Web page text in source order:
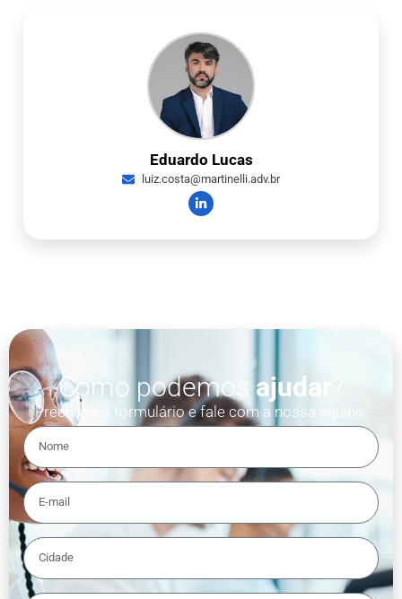
Eduardo Lucas
luiz.costa@martinelli.adv.br
Como podemos ajudar
Preencha o formulário e fale com a nossa equipe.